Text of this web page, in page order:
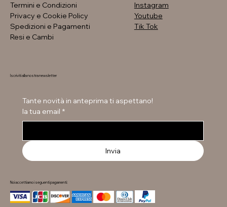
Termini e Condizioni
Privacy e Cookie Policy
Spedizioni e Pagamenti
Resi e Cambi
Instagram
Youtube
Tik Tok
Iscriviti alla nostra newsletter
Tante novità in anteprima ti aspettano!
la tua email *
Invia
Noi accettiamo i seguenti pagamenti: